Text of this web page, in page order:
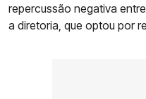
repercussão negativa
a diretoria, que optou por